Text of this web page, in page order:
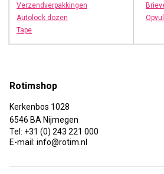
Verzendverpakkingen
Autolock dozen
Tape
Rotimshop
Kerkenbos 1028
6546 BA Nijmegen
Tel: +31 (0) 243 221 000
E-mail: info@rotim.nl